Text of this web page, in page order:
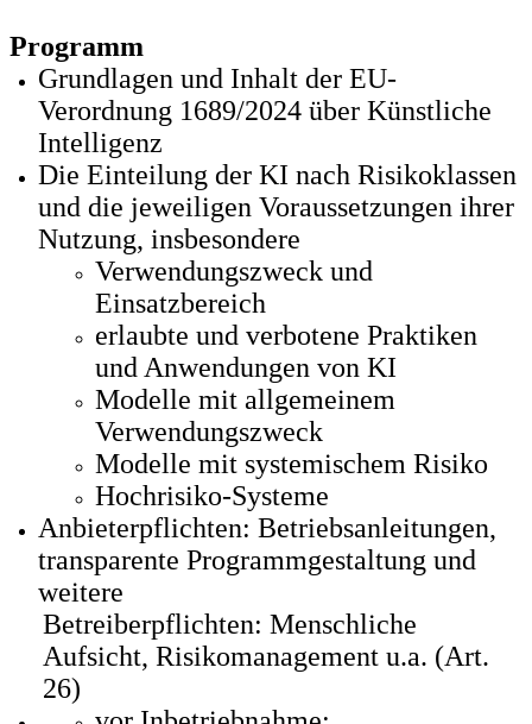
Programm
Grundlagen und Inhalt der EU-
Verordnung 1689/2024 über Künstliche
Intelligenz
Die Einteilung der KI nach Risikoklassen
und die jeweiligen Voraussetzungen ihrer
Nutzung, insbesondere
Verwendungszweck und
Einsatzbereich
erlaubte und verbotene Praktiken
und Anwendungen von KI
Modelle mit allgemeinem
Verwendungszweck
Modelle mit systemischem Risiko
Hochrisiko-Systeme
Anbieterpflichten: Betriebsanleitungen,
transparente Programmgestaltung und
weitere
Betreiberpflichten: Menschliche
Aufsicht, Risikomanagement u.a. (Art.
26)